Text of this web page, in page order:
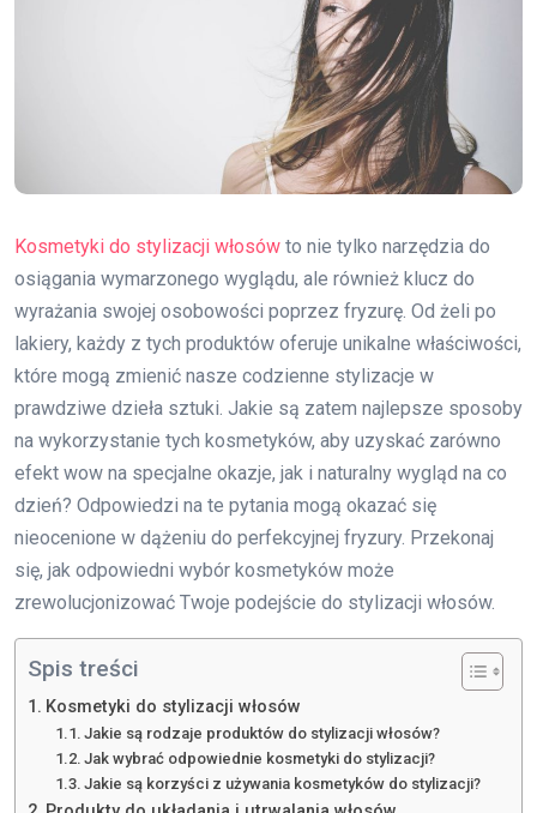
Kosmetyki do stylizacji włosów to nie tylko narzędzia do
osiągania wymarzonego wyglądu, ale również klucz do
wyrażania swojej osobowości poprzez fryzurę. Od żeli po
lakiery, każdy z tych produktów oferuje unikalne właściwości,
które mogą zmienić nasze codzienne stylizacje w
prawdziwe dzieła sztuki. Jakie są zatem najlepsze sposoby
na wykorzystanie tych kosmetyków, aby uzyskać zarówno
efekt wow na specjalne okazje, jak i naturalny wygląd na co
dzień? Odpowiedzi na te pytania mogą okazać się
nieocenione w dążeniu do perfekcyjnej fryzury. Przekonaj
się, jak odpowiedni wybór kosmetyków może
zrewolucjonizować Twoje podejście do stylizacji włosów.
Spis treści
Kosmetyki do stylizacji włosów
Jakie są rodzaje produktów do stylizacji włosów?
Jak wybrać odpowiednie kosmetyki do stylizacji?
Jakie są korzyści z używania kosmetyków do stylizacji?